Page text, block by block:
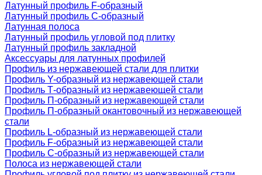
Латунный профиль F-образный
Латунный профиль C-образный
Латунная полоса
Латунный профиль угловой под плитку
Латунный профиль закладной
Аксессуары для латунных профилей
Профиль из нержавеющей стали для плитки
Профиль Y-образный из нержавеющей стали
Профиль Т-образный из нержавеющей стали
Профиль П-образный из нержавеющей стали
Профиль П-образный окантовочный из нержавеющей
стали
Профиль L-образный из нержавеющей стали
Профиль F-образный из нержавеющей стали
Профиль C-образный из нержавеющей стали
Полоса из нержавеющей стали